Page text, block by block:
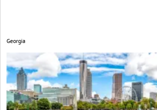
Georgia